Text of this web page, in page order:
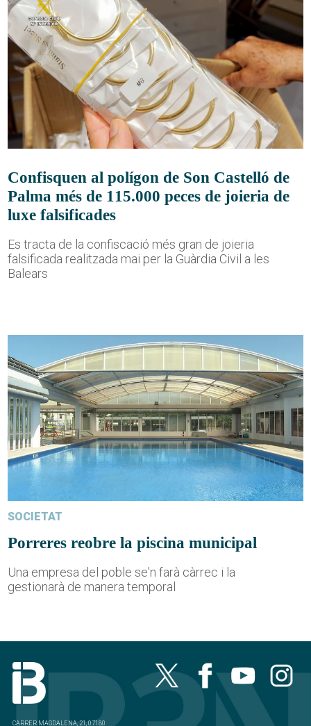
Confisquen al polígon de Son Castelló de
Palma més de 115.000 peces de joieria de
luxe falsificades
Es tracta de la confiscació més gran de joieria
falsificada realitzada mai per la Guàrdia Civil a les
Balears
SOCIETAT
Porreres reobre la piscina municipal
Una empresa del poble se'n farà càrrec i la
gestionarà de manera temporal
CARRER MAGDALENA, 21, 07180